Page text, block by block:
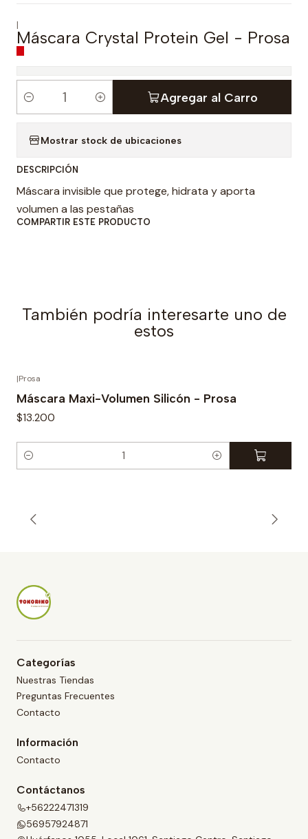
|
Máscara Crystal Protein Gel - Prosa
d
a
Agregar al Carro
Mostrar stock de ubicaciones
DESCRIPCIÓN
Máscara invisible que protege, hidrata y aporta
volumen a las pestañas
COMPARTIR ESTE PRODUCTO
También podría interesarte uno de
estos
|Prosa
Máscara Maxi-Volumen Silicón - Prosa
$13.200
d
Categorías
Nuestras Tiendas
Preguntas Frecuentes
Contacto
Información
Contacto
Contáctanos
+56222471319
56957924871